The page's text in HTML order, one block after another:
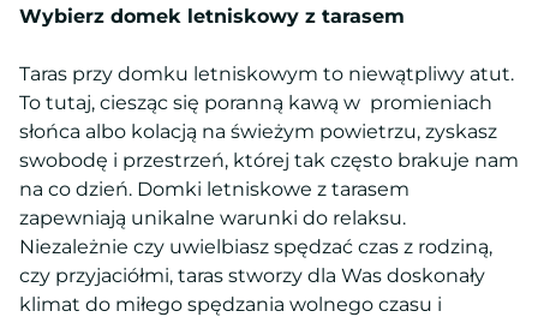
Wybierz domek letniskowy z tarasem
Taras przy domku letniskowym to niewątpliwy atut.
To tutaj, ciesząc się poranną kawą w promieniach
słońca albo kolacją na świeżym powietrzu, zyskasz
swobodę i przestrzeń, której tak często brakuje nam
na co dzień. Domki letniskowe z tarasem
zapewniają unikalne warunki do relaksu.
Niezależnie czy uwielbiasz spędzać czas z rodziną,
czy przyjaciółmi, taras stworzy dla Was doskonały
klimat do miłego spędzania wolnego czasu i